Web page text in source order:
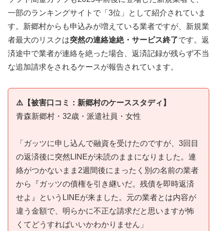
一部のランキングサイトで「3位」として紹介されていま
す。新郷村からも申込みが増えている業者ですが、新規業
者最大のリスクは突然の連絡途絶・サービス終了です。返
済途中で業者が連絡を絶った場合、返済記録が残らず不当
な追加請求をされるケースが報告されています。
⚠️【被害口コミ：新郷村のケーススタディ】
青森新郷村・32歳・派遣社員・女性
「ガッツに申し込んで融資を受けたのですが、3回目
の返済後に突然LINEが未読のままになりました。連
絡がつかないまま2週間後にまったく別の名前の業者
から『ガッツの債権を引き継いだ。残債を即時返済
せよ』というLINEが来ました。元の業者とは内容が
違う金額で、明らかに不正な請求だと思いますが怖
くてどうすればいいかわかりません」